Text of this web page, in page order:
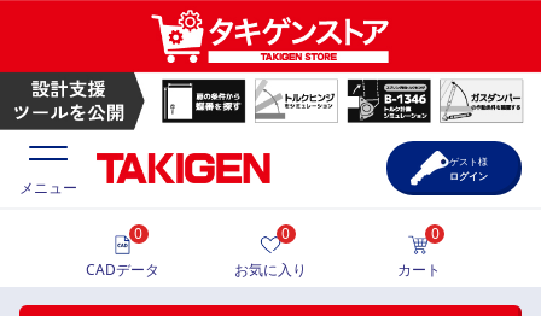
価格一覧
メニュー
0
CADデータ
0
お気に入り
0
カート
ゲスト様
ログイン